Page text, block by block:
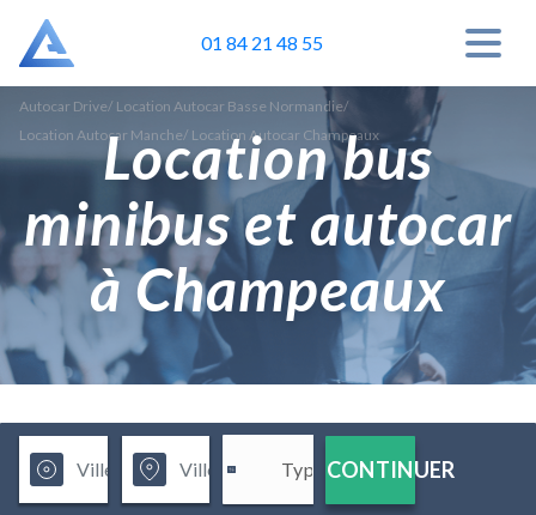
01 84 21 48 55
Autocar Drive/ Location Autocar Basse Normandie/
Location Autocar Manche/ Location Autocar Champeaux
Location bus
minibus et autocar
à Champeaux
CONTINUER